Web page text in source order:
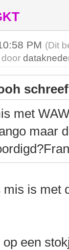
PM (Dit
door
met
maar
mis is met
een